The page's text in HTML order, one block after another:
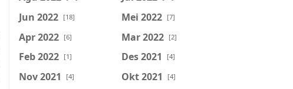
Jun 2022 [18] Mei 2022 [7]
Apr 2022 [6] Mar 2022 [2]
Feb 2022 [1] Des 2021 [4]
Nov 2021 [4] Okt 2021 [4]